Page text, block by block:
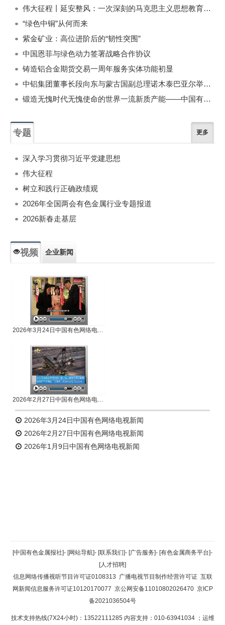
伟大征程丨延安整风：一次深刻的马克思主义思想教育运动
“绿色中铜”从何而来
紫金矿业：高位进阶后的“韧性突围”
中国恩菲与绿色动力签署战略合作协议
铸造铝合金期货交易一周年服务实体功能初显
中铝集团董事长段向东与蒙古国副总理诺木泰巴亚尔举行会谈
锻造无愧时代无愧使命的世界一流新质产能——中国有色金属工业的战略应对与破局之道（二）
专题 更多
深入学习贯彻习近平党建思想
伟大征程
树立和践行正确政绩观
2026年全国两会有色金属行业专题报道
2026新春走基层
视频 企业新闻
2026年3月24日中国有色网络电视新闻
2026年2月27日中国有色网络电视新闻
2026年3月24日中国有色网络电视新闻
2026年2月27日中国有色网络电视新闻
2026年1月9日中国有色网络电视新闻
返回顶部
返回首页
[中国有色金属报社]- [网站导航]- [联系我们]- [广告服务]- [有色金属商务平台]-
[人才招聘]
信息网络传播视听节目许可证0108313 广播电视节目制作经营许可证 互联
网新闻信息服务许可证10120170077 京公网安备11010802026470 京ICP
备2021036504号
技术支持热线(7X24小时)：13522111285 内容支持：010-63941034 ；运维